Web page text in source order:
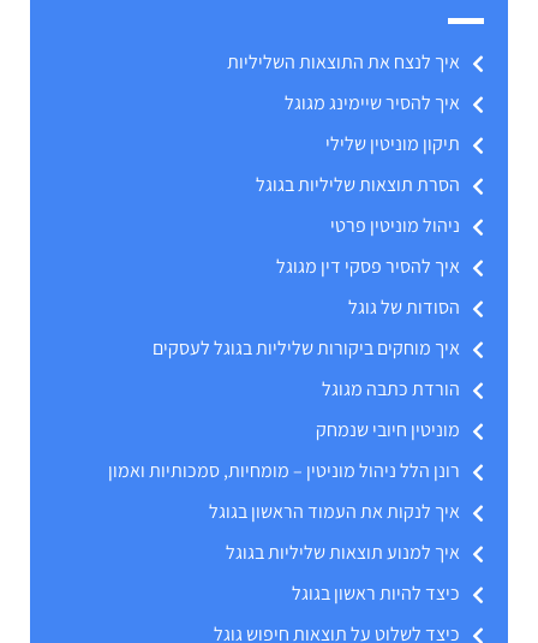
איך לנצח את התוצאות השליליות
איך להסיר שיימינג מגוגל
תיקון מוניטין שלילי
הסרת תוצאות שליליות בגוגל
ניהול מוניטין פרטי
איך להסיר פסקי דין מגוגל
הסודות של גוגל
איך מוחקים ביקורות שליליות בגוגל לעסקים
הורדת כתבה מגוגל
מוניטין חיובי שנמחק
רונן הלל ניהול מוניטין – מומחיות, סמכותיות ואמון
איך לנקות את העמוד הראשון בגוגל
איך למנוע תוצאות שליליות בגוגל
כיצד להיות ראשון בגוגל
כיצד לשלוט על תוצאות חיפוש גוגל